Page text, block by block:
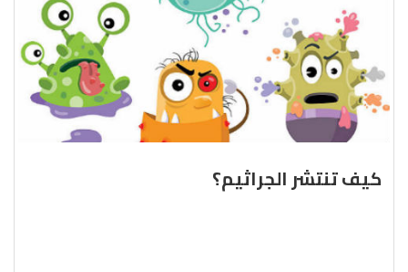
كيف تنتشر الجراثيم؟